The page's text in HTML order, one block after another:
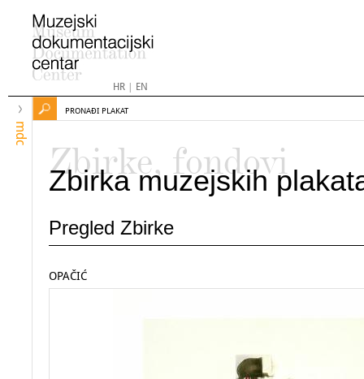
HR| EN
mdc
PRONAĐI PLAKAT
Zbirke, fondovi
Zbirka muzejskih
Pregled Zbirke
OPAČIĆ